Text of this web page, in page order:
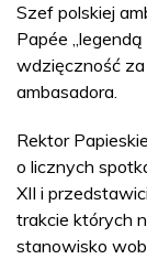
Szef polskiej
Papée
wdzięczność za
ambasadora.
Rektor
o licznych
XII i
trakcie których
stanowisko